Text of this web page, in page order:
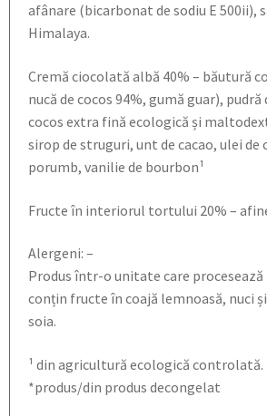
afânare (bicarbonat de sodiu E 500ii),
Himalaya.
Cremă ciocolată albă 40% – băutură
nucă de cocos 94%, gumă guar), pudră
cocos extra fină ecologică și
sirop de struguri, unt de cacao, ulei de
porumb, vanilie de bourbon¹
Fructe în interiorul tortului 20% –
Alergeni: –
Produs într-o unitate care
conțin fructe în coajă lemnoasă, nuci
soia.
¹ din agricultură ecologică controlată.
*produs/din produs decongelat